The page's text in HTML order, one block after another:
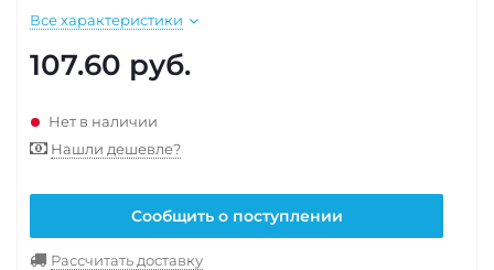
Все характеристики
107.60 руб.
Нет в наличии
Нашли дешевле?
Сообщить о поступлении
Рассчитать доставку